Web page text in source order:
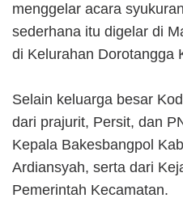
menggelar acara
sederhana itu digelar di
di Kelurahan Dorotangga
Selain keluarga besar
dari prajurit, Persit, dan
Kepala Bakesbangpol
Ardiansyah, serta dari
Pemerintah Kecamatan.